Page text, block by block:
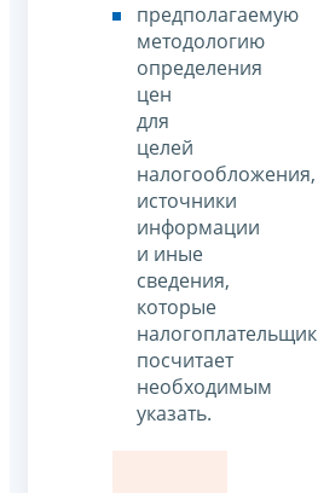
предполагаемую
методологию
определения
цен
для
целей
налогообложения,
источники
информации
и иные
сведения,
которые
налогоплательщик
посчитает
необходимым
указать.